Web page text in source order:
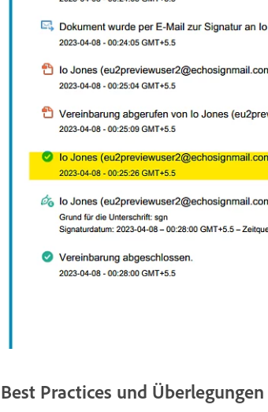
Best Practices und Überlegungen